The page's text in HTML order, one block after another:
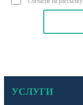
УСЛУГИ